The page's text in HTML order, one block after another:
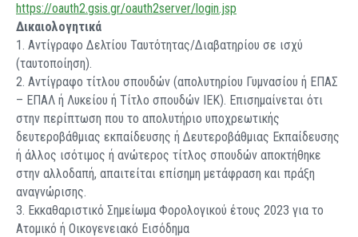
https://oauth2.gsis.gr/oauth2server/login.jsp
Δικαιολογητικά
1. Αντίγραφο Δελτίου Ταυτότητας/Διαβατηρίου σε ισχύ
(ταυτοποίηση).
2. Αντίγραφο τίτλου σπουδών (απολυτηρίου Γυμνασίου ή ΕΠΑΣ
– ΕΠΑΛ ή Λυκείου ή Τίτλο σπουδών ΙΕΚ). Επισημαίνεται ότι
στην περίπτωση που το απολυτήριο υποχρεωτικής
δευτεροβάθμιας εκπαίδευσης ή Δευτεροβάθμιας Εκπαίδευσης
ή άλλος ισότιμος ή ανώτερος τίτλος σπουδών αποκτήθηκε
στην αλλοδαπή, απαιτείται επίσημη μετάφραση και πράξη
αναγνώρισης.
3. Εκκαθαριστικό Σημείωμα Φορολογικού έτους 2023 για το
Ατομικό ή Οικογενειακό Εισόδημα